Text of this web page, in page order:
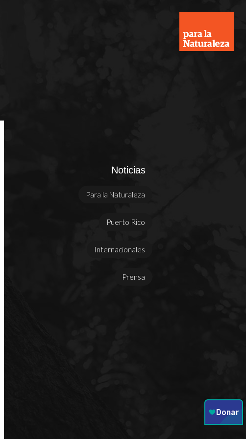
Noticias
Para la Naturaleza
Puerto Rico
Internacionales
Prensa